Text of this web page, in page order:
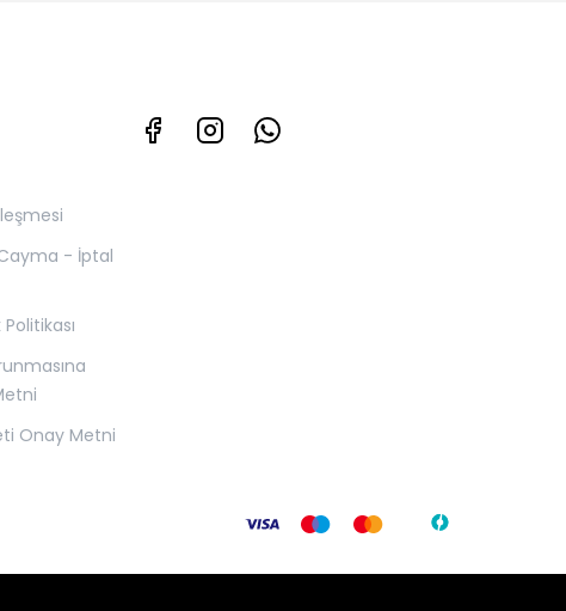
- İptal
Onay Metni